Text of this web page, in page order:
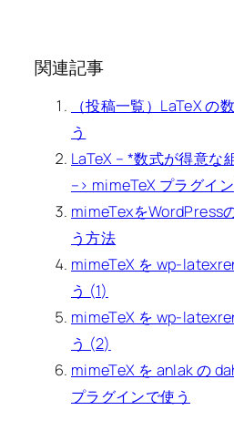
関連記事
（投稿一覧）LaTeX の
う
LaTeX – *数式が得意な
–> mimeTeX プラグイ
mimeTexをWordPress
う方法
mimeTeX を wp-
う (1)
mimeTeX を wp-
う (2)
mimeTeX を anlak の
プラグインで使う